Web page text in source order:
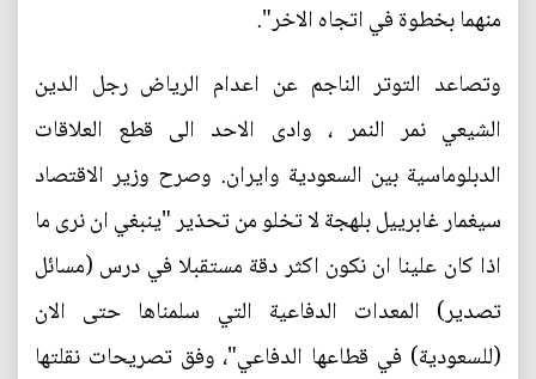
منهما بخطوة في اتجاه الاخر".
وتصاعد التوتر الناجم عن اعدام الرياض رجل الدين
الشيعي نمر النمر ، وادى الاحد الى قطع العلاقات
الدبلوماسية بين السعودية وايران. وصرح وزير الاقتصاد
سيغمار غابرييل بلهجة لا تخلو من تحذير "ينبغي ان نرى ما
اذا كان علينا ان نكون اكثر دقة مستقبلا في درس (مسائل
تصدير) المعدات الدفاعية التي سلمناها حتى الان
(للسعودية) في قطاعها الدفاعي"، وفق تصريحات نقلتها